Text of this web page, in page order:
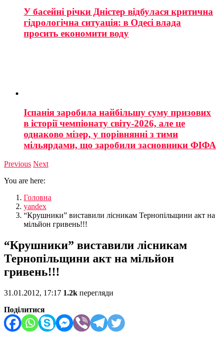
У басейні річки Дністер відбулася критична
гідрологічна ситуація: в Одесі влада
просить економити воду
Іспанія заробила найбільшу суму призових
в історії чемпіонату світу-2026, але це
однаково мізер, у порівнянні з тими
мільярдами, що заробили засновники ФІФА
Previous Next
You are here:
Головна
yandex
“Крушники” виставили лісникам Тернопільщини акт на
мільйон гривень!!!
“Крушники” виставили лісникам
Тернопільщини акт на мільйон
гривень!!!
31.01.2012, 17:17 1.2k перегляди
Поділитися